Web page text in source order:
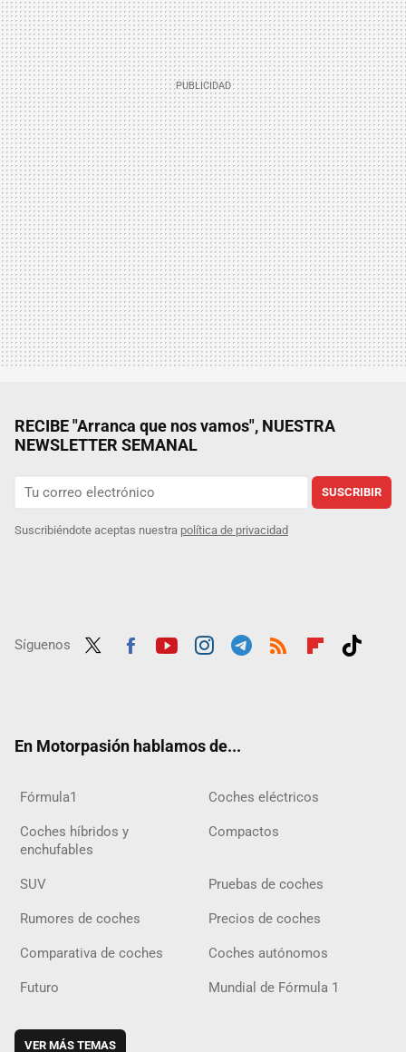
RECIBE "Arranca que nos vamos", NUESTRA
NEWSLETTER SEMANAL
SUSCRIBIR
Suscribiéndote aceptas nuestra política de privacidad
Síguenos
En Motorpasión hablamos de...
Fórmula1 Coches eléctricos
Coches híbridos y
enchufables
Compactos
SUV Pruebas de coches
Rumores de coches Precios de coches
Comparativa de coches Coches autónomos
Futuro Mundial de Fórmula 1
VER MÁS TEMAS